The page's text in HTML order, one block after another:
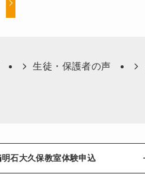
生徒・保護者の声
明石大久保教室体験申込